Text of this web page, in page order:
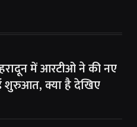
में आरटीओ ने की नए
शुरुआत, क्या है देखिए